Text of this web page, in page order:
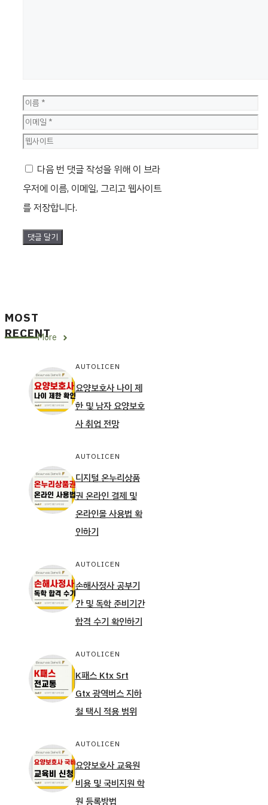
이
름
이
메
웹
트
다음 번 댓글 작성을 위해 이 브라
우저에 이름, 이메일, 그리고 웹사이트
를 저장합니다.
MOST
RECENT
More
AUTOLICEN
요양보호사 나이 제
한 및 남자 요양보호
사 취업 전망
AUTOLICEN
디지털 온누리상품
권 온라인 결제 및
온라인몰 사용법 확
인하기
AUTOLICEN
손해사정사 공부기
간 및 독학 준비기간
합격 수기 확인하기
AUTOLICEN
K패스 Ktx Srt
Gtx 광역버스 지하
철 택시 적용 범위
AUTOLICEN
요양보호사 교육원
비용 및 국비지원 학
원 등록방법